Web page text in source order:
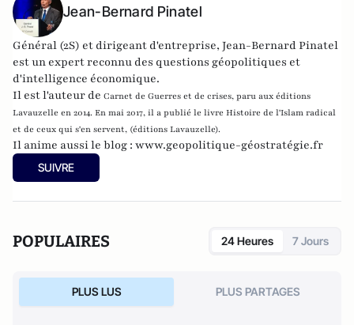
Jean-Bernard Pinatel
Général (2S) et dirigeant d'entreprise, Jean-Bernard Pinatel
est un expert reconnu des questions géopolitiques et
d'intelligence économique.
Il est l'auteur de Carnet de Guerres et de crises, paru aux éditions
Lavauzelle en 2014. En mai 2017, il a publié le livre Histoire de l'Islam radical
et de ceux qui s'en servent, (éditions Lavauzelle).
Il anime aussi le blog : www.geopolitique-géostratégie.fr
SUIVRE
POPULAIRES 24 Heures 7 Jours
PLUS LUS PLUS PARTAGES